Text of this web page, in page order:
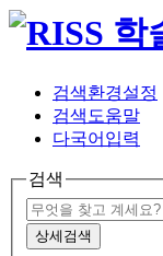
검색환경설정
검색도움말
다국어입력
검색
상세검색